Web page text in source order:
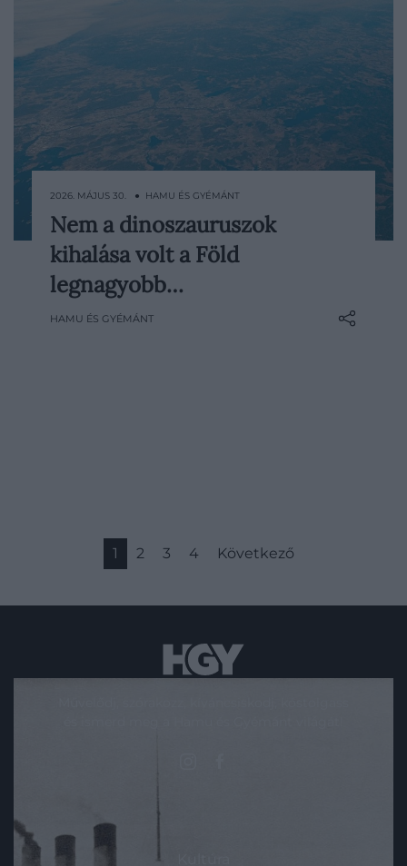
A dinoszauruszok kihalását sokan a földi
élet legsúlyosabb katasztrófájaként
tartják számon, pedig a bolygó
történetében volt egy ennél is pusztítóbb
időszak. A perm időszak végén
2026. MÁJUS 30. ● HAMU ÉS GYÉMÁNT
Nem a dinoszauruszok
kihalása volt a Föld
legnagyobb…
HAMU ÉS GYÉMÁNT
1 2 3 4 Következő